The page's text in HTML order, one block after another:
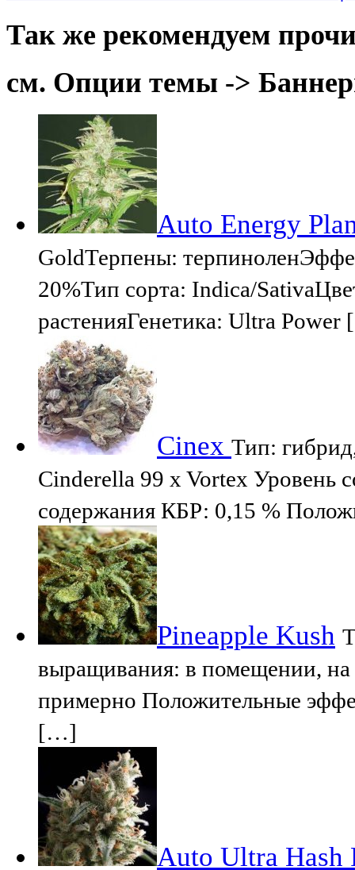
Так же рекомендуем
см. Опции темы ->
Auto Energy
GoldТерпены:
20%Тип сорта: Indica/
растенияГенетика: Ultra
Cinex Тип:
Cinderella 99 x Vortex Уровень
содержания КБР: 0,15 %
Pineapple Kush
выращивания: в помещении, на
примерно Положительные
[…]
Auto Ultra Hash